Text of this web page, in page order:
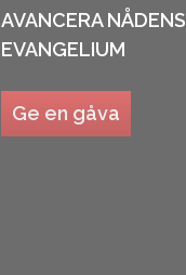
AVANCERA NÅDENS
EVANGELIUM
Ge en gåva